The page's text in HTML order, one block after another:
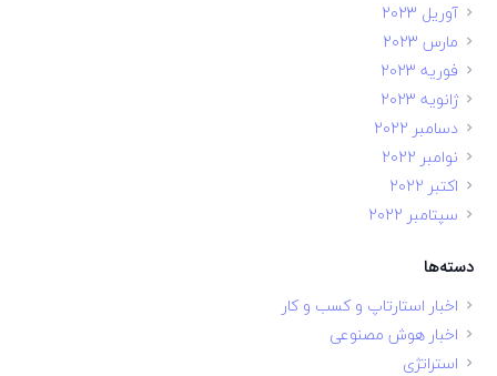
آوریل 2023
مارس 2023
فوریه 2023
ژانویه 2023
دسامبر 2022
نوامبر 2022
اکتبر 2022
سپتامبر 2022
دسته‌ها
اخبار استارتاپ و کسب و کار
اخبار هوش مصنوعی
استراتژی